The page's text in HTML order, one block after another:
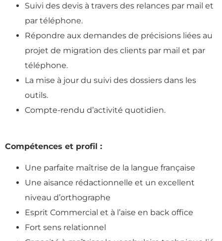
Suivi des devis à travers des relances par mail et
par téléphone.
Répondre aux demandes de précisions liées au
projet de migration des clients par mail et par
téléphone.
La mise à jour du suivi des dossiers dans les
outils.
Compte-rendu d’activité quotidien.
Compétences et profil :
Une parfaite maîtrise de la langue française
Une aisance rédactionnelle et un excellent
niveau d’orthographe
Esprit Commercial et à l’aise en back office
Fort sens relationnel